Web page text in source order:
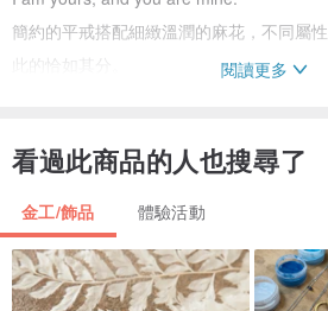
簡約的平戒搭配細緻溫潤的麻花，不同屬
此的恰如其分。
【 品牌官方介紹 】
從構想討論到設計製作 BY YOURSELF
在這裡你能找到的不只是『商品』，而是
工設計訂製、教學、飾品販售為主。
閱讀更多
看過此商品的人也搜尋了
金工/飾品 體驗活動